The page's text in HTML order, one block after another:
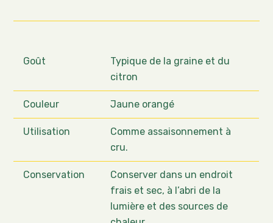
Goût
Typique de la graine et du
citron
Couleur Jaune orangé
Utilisation
Comme assaisonnement à
cru.
Conservation
Conserver dans un endroit
frais et sec, à l’abri de la
lumière et des sources de